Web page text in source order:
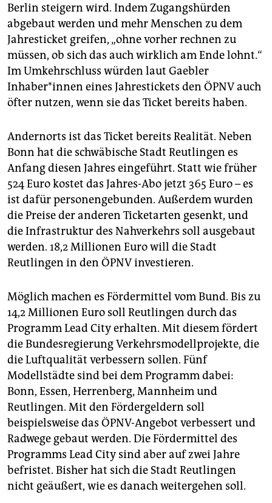
Berlin steigern wird. Indem Zugangshürden
abgebaut werden und mehr Menschen zu dem
Jahresticket greifen, „ohne vorher rechnen zu
müssen, ob sich das auch wirklich am Ende lohnt.“
Im Umkehrschluss würden laut Gaebler
Inhaber*innen eines Jahrestickets den ÖPNV auch
öfter nutzen, wenn sie das Ticket bereits haben.
Andernorts ist das Ticket bereits Realität. Neben
Bonn hat die schwäbische Stadt Reutlingen es
Anfang diesen Jahres eingeführt. Statt wie früher
524 Euro kostet das Jahres-Abo jetzt 365 Euro – es
ist dafür personengebunden. Außerdem wurden
die Preise der anderen Ticketarten gesenkt, und
die Infrastruktur des Nahverkehrs soll ausgebaut
werden. 18,2 Millionen Euro will die Stadt
Reutlingen in den ÖPNV investieren.
Möglich machen es Fördermittel vom Bund. Bis zu
14,2 Millionen Euro soll Reutlingen durch das
Programm Lead City erhalten. Mit diesem fördert
die Bundesregierung Verkehrsmodellprojekte, die
die Luftqualität verbessern sollen. Fünf
Modellstädte sind bei dem Programm dabei:
Bonn, Essen, Herrenberg, Mannheim und
Reutlingen. Mit den Fördergeldern soll
beispielsweise das ÖPNV-Angebot verbessert und
Radwege gebaut werden. Die Fördermittel des
Programms Lead City sind aber auf zwei Jahre
befristet. Bisher hat sich die Stadt Reutlingen
nicht geäußert, wie es danach weitergehen soll.